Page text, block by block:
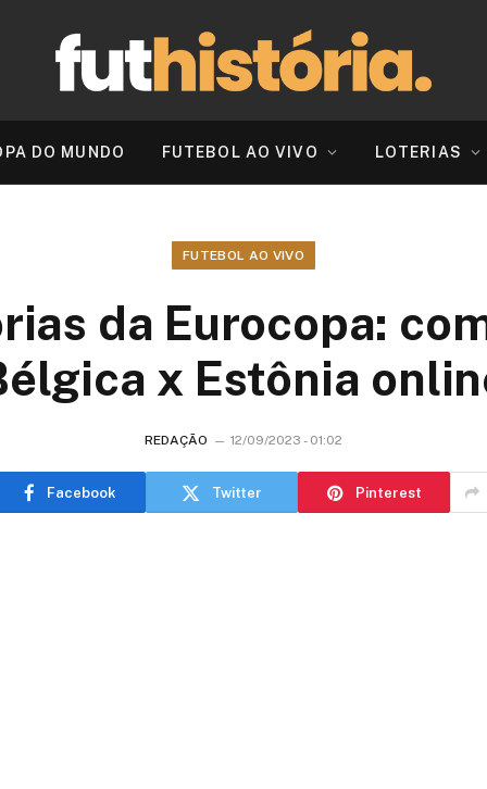
DO MUNDO FUTEBOL AO VIVO LOTERIAS
FUTEBOL AO VIVO
da Eurocopa:
x Estônia
REDAÇÃO 12/09/2023 - 01:02
Facebook Twitter Pinterest